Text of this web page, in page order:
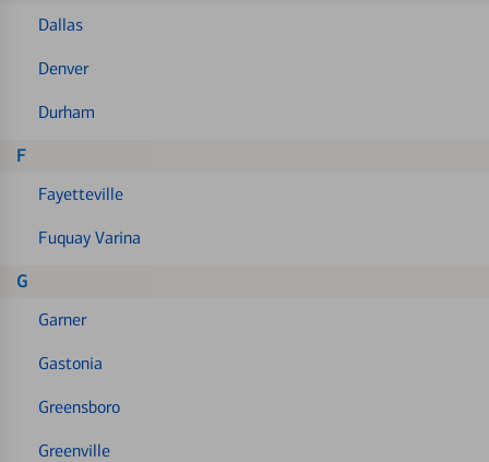
Dallas
Denver
Durham
F
Fayetteville
Fuquay Varina
G
Garner
Gastonia
Greensboro
Greenville